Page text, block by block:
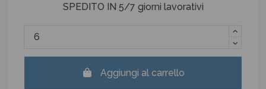
SPEDITO IN 5/7 giorni lavorativi
Aggiungi al carrello